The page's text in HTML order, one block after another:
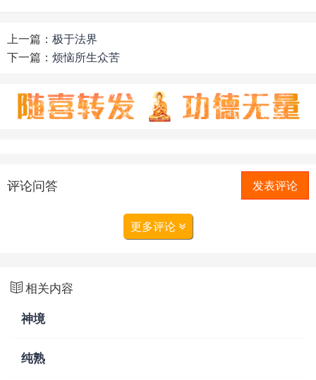
上一篇： 极于法界
下一篇： 烦恼所生众苦
评论问答 发表评论
更多评论
相关内容
神境
纯熟